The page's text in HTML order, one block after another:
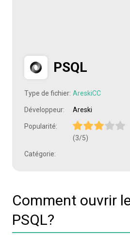
PSQL
Type de fichier: AreskiCC
Développeur: Areski
Popularité:
(3/5)
Catégorie:
Comment ouvrir
PSQL?